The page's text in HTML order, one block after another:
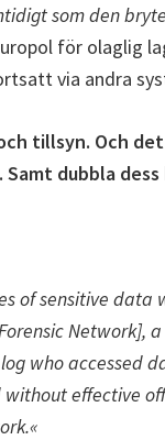
som den
för olaglig
via andra
tillsyn. Och
dubbla dess
of sensitive data
Network],
who accessed
effective